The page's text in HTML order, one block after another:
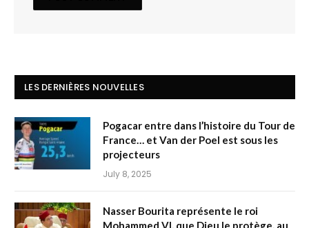
LES DERNIÈRES NOUVELLES
Pogacar entre dans l’histoire du Tour de
France… et Van der Poel est sous les
projecteurs
July 8, 2025
Nasser Bourita représente le roi
Mohammed VI, que Dieu le protège, au